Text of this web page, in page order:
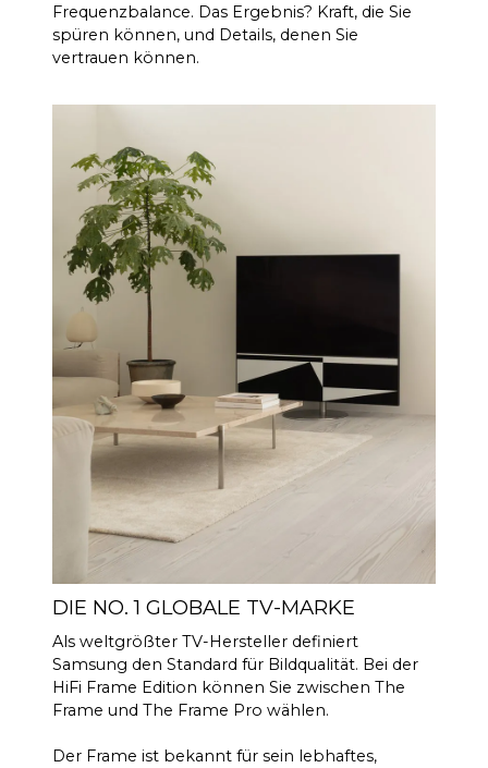
Frequenzbalance. Das Ergebnis? Kraft, die Sie
spüren können, und Details, denen Sie
vertrauen können.
DIE NO. 1 GLOBALE TV-MARKE
Als weltgrößter TV-Hersteller definiert
Samsung den Standard für Bildqualität. Bei der
HiFi Frame Edition können Sie zwischen The
Frame und The Frame Pro wählen.
Der Frame ist bekannt für sein lebhaftes,